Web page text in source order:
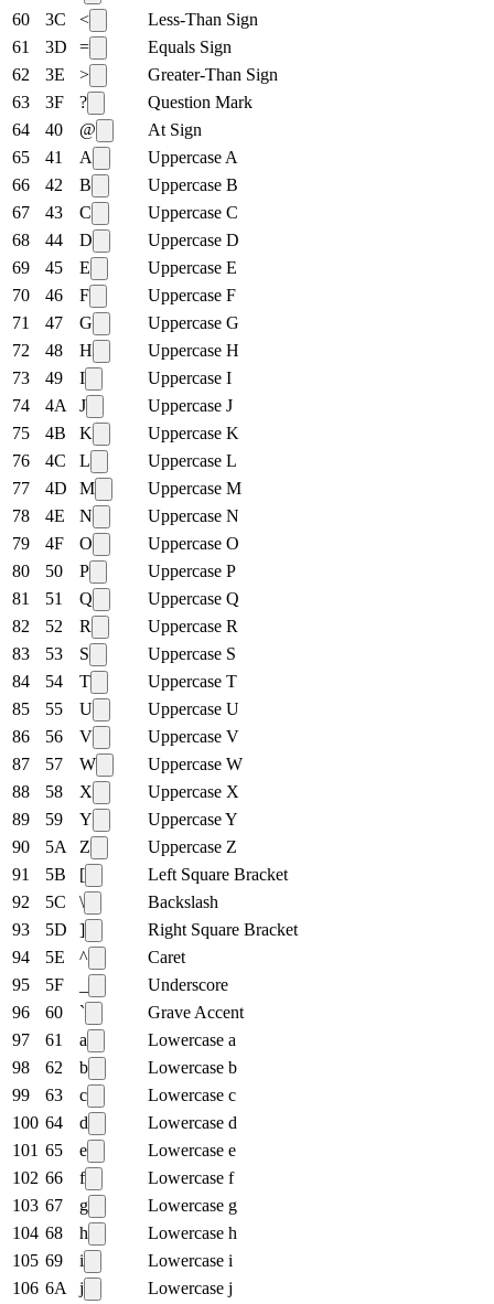
60
3C <
Less-Than Sign
61
3D =
Equals Sign
62
3E >
Greater-Than Sign
63
3F ?
Question Mark
64
40 @
At Sign
65
41 A
Uppercase A
66
42 B
Uppercase B
67
43 C
Uppercase C
68
44 D
Uppercase D
69
45 E
Uppercase E
70
46 F
Uppercase F
71
47 G
Uppercase G
72
48 H
Uppercase H
73
49 I
Uppercase I
74
4A J
Uppercase J
75
4B K
Uppercase K
76
4C L
Uppercase L
77
4D M
Uppercase M
78
4E N
Uppercase N
79
4F O
Uppercase O
80
50 P
Uppercase P
81
51 Q
Uppercase Q
82
52 R
Uppercase R
83
53 S
Uppercase S
84
54 T
Uppercase T
85
55 U
Uppercase U
86
56 V
Uppercase V
87
57 W
Uppercase W
88
58 X
Uppercase X
89
59 Y
Uppercase Y
90
5A Z
Uppercase Z
91
5B [
Left Square Bracket
92
5C \
Backslash
93
5D ]
Right Square Bracket
94
5E ^
Caret
95
5F
Underscore
96
60 `
Grave Accent
97
61 a
Lowercase a
98
62 b
Lowercase b
99
63 c
Lowercase c
100 64 d
Lowercase d
101 65 e
Lowercase e
102 66 f
Lowercase f
103 67 g
Lowercase g
104 68 h
Lowercase h
105 69 i
Lowercase i
106 6A j
Lowercase j